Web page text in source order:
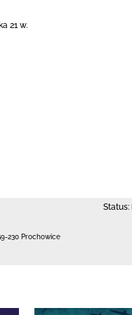
21 w.
Status:
230 Prochowice